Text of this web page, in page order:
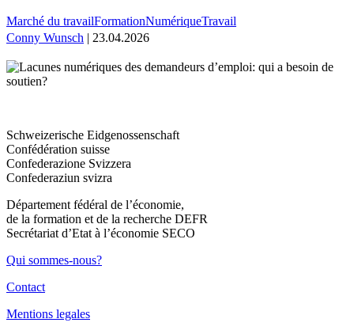
Marché du travailFormationNumériqueTravail
Conny Wunsch | 23.04.2026
Schweizerische Eidgenossenschaft
Confédération suisse
Confederazione Svizzera
Confederaziun svizra
Département fédéral de l’économie,
de la formation et de la recherche DEFR
Secrétariat d’Etat à l’économie SECO
Qui sommes-nous?
Contact
Mentions legales